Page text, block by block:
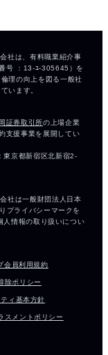
会員利用規約
除ポリシー
ィ基本方針
スメントポリシー